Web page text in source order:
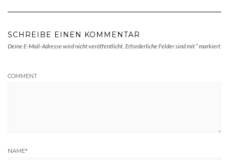
SCHREIBE EINEN KOMMENTAR
Deine E-Mail-Adresse wird nicht veröffentlicht. Erforderliche Felder sind mit *markiert
COMMENT
NAME*